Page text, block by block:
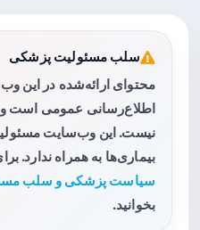
سلب مسئولیت پزشکی
محتوای ارائه‌شده در این
اطلاع‌رسانی عمومی است
نیست. این وب‌سایت
بیماری‌ها به همراه ندارد.
سیاست پزشکی و سلب
بخوانید.